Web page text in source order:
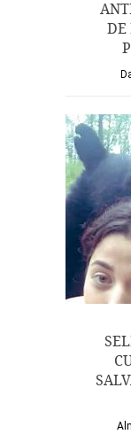
DE